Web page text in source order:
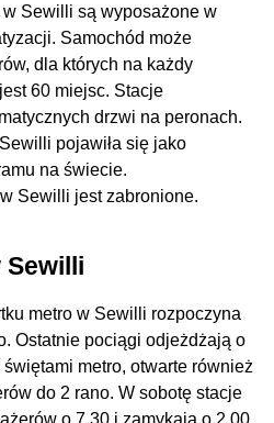
Sewilli są wyposażone w
Samochód może
dla których na każdy
60 miejsc. Stacje
drzwi na peronach.
pojawiła się jako
na świecie.
Sewilli jest zabronione.
Sewilli
metro w Sewilli rozpoczyna
Ostatnie pociągi odjeżdżają o
metro, otwarte również
do 2 rano. W sobotę stacje